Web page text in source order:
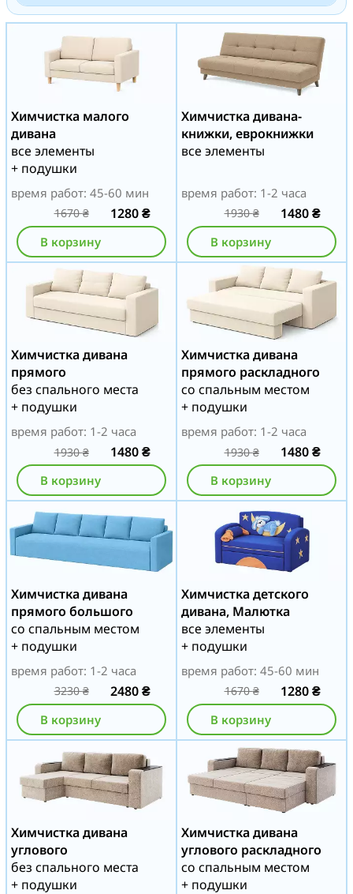
Химчистка малого
дивана
все элементы
+ подушки
время работ: 45-60 мин
1670₴ 1280₴
В корзину
Химчистка дивана-
книжки, еврокнижки
все элементы
время работ: 1-2 часа
1930₴ 1480₴
В корзину
Химчистка дивана
прямого
без спального места
+ подушки
время работ: 1-2 часа
1930₴ 1480₴
В корзину
Химчистка дивана
прямого раскладного
со спальным местом
+ подушки
время работ: 1-2 часа
1930₴ 1480₴
В корзину
Химчистка дивана
прямого большого
со спальным местом
+ подушки
время работ: 1-2 часа
3230₴ 2480₴
В корзину
Химчистка детского
дивана, Малютка
все элементы
+ подушки
время работ: 45-60 мин
1670₴ 1280₴
В корзину
Химчистка дивана
углового
без спального места
+ подушки
Химчистка дивана
углового раскладного
со спальным местом
+ подушки